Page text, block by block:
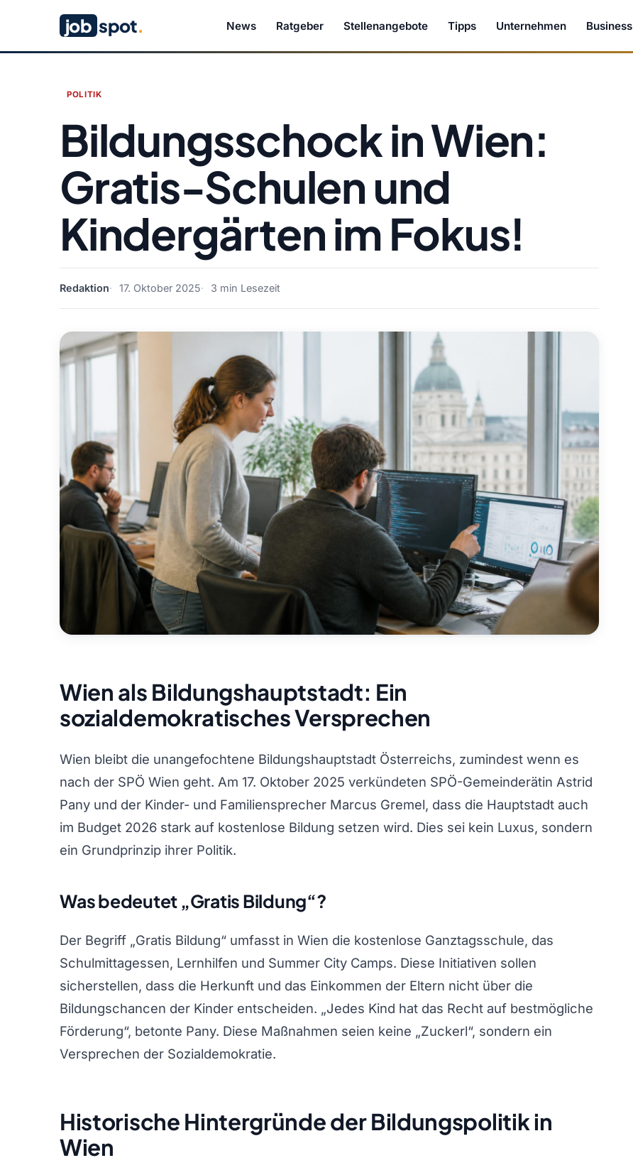
job spot. News Ratgeber Stellenangebote Tipps Unternehmen Business
POLITIK
Bildungsschock in Wien:
Gratis-Schulen und
Kindergärten im Fokus!
Redaktion 17. Oktober 2025 3 min Lesezeit
Wien als Bildungshauptstadt: Ein
sozialdemokratisches Versprechen
Wien bleibt die unangefochtene Bildungshauptstadt Österreichs, zumindest wenn es
nach der SPÖ Wien geht. Am 17. Oktober 2025 verkündeten SPÖ-Gemeinderätin Astrid
Pany und der Kinder- und Familiensprecher Marcus Gremel, dass die Hauptstadt auch
im Budget 2026 stark auf kostenlose Bildung setzen wird. Dies sei kein Luxus, sondern
ein Grundprinzip ihrer Politik.
Was bedeutet „Gratis Bildung“?
Der Begriff „Gratis Bildung“ umfasst in Wien die kostenlose Ganztagsschule, das
Schulmittagessen, Lernhilfen und Summer City Camps. Diese Initiativen sollen
sicherstellen, dass die Herkunft und das Einkommen der Eltern nicht über die
Bildungschancen der Kinder entscheiden. „Jedes Kind hat das Recht auf bestmögliche
Förderung“, betonte Pany. Diese Maßnahmen seien keine „Zuckerl“, sondern ein
Versprechen der Sozialdemokratie.
Historische Hintergründe der Bildungspolitik in
Wien